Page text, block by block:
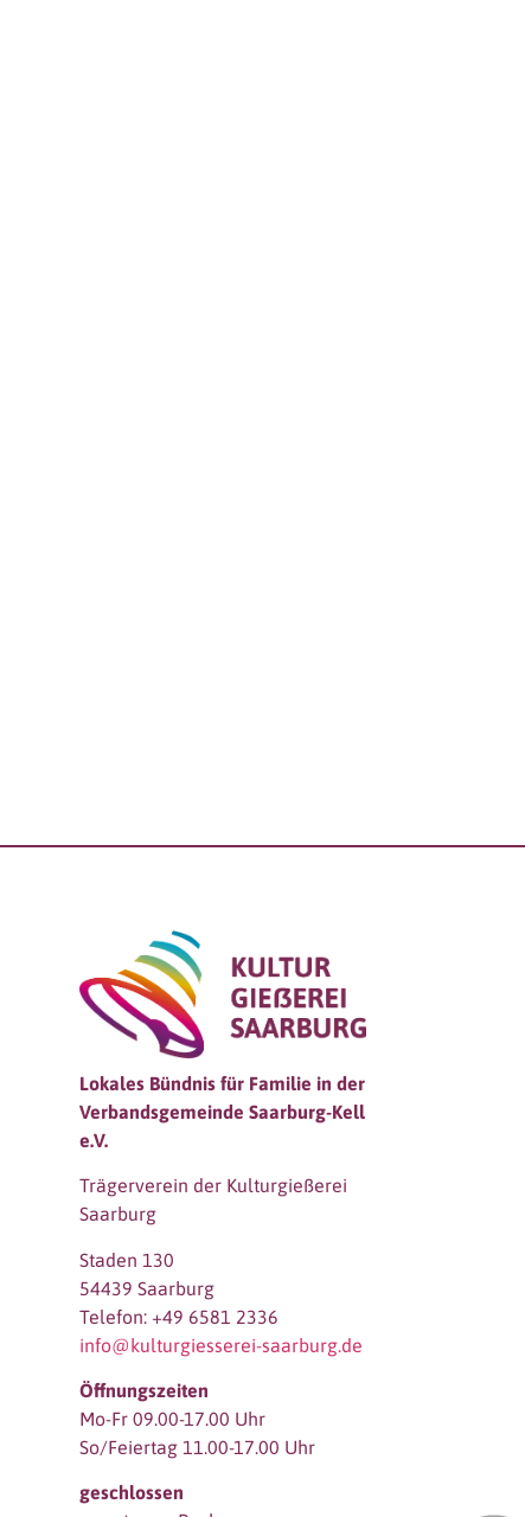
Lokales Bündnis für Familie in der
Verbandsgemeinde Saarburg-Kell
e.V.
Trägerverein der Kulturgießerei
Saarburg
Staden 130
54439 Saarburg
Telefon: +49 6581 2336
info@kulturgiesserei-saarburg.de
Öffnungszeiten
Mo-Fr 09.00-17.00 Uhr
So/Feiertag 11.00-17.00 Uhr
geschlossen